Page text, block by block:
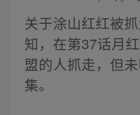
关于涂山红红被
知，在第37话月
盟的人抓走，但
集。